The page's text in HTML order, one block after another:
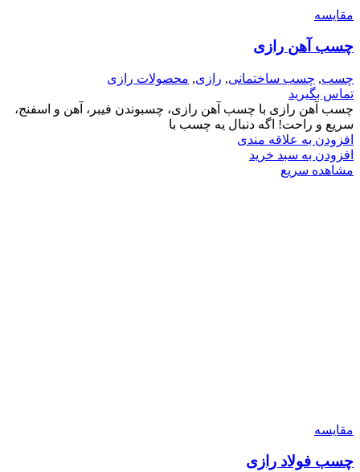
مقایسه
چسب آهن رازی
چسب, چسب ساختمانی, رازی, محصولات رازی
تماس بگیرید
چسب آهن رازی با چسب آهن رازی، چسبوندن فیبر، آهن و اسفنج،
سریع و راحت! اگه دنبال یه چسب با
افزودن به علاقه مندی
افزودن به سبد خرید
مشاهده سریع
مقایسه
چسب فولاد رازی